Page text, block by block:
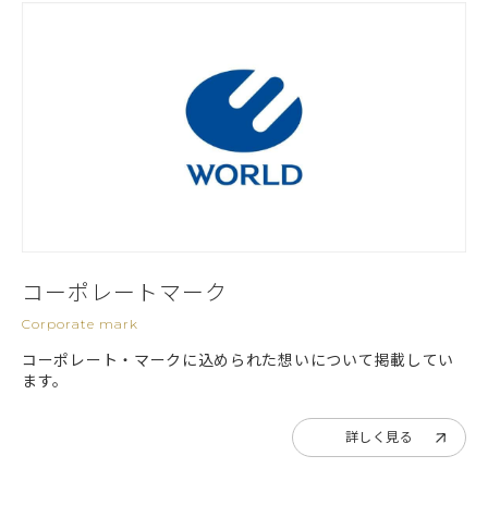
コーポレートマーク
Corporate mark
コーポレート・マークに込められた想いについて掲載してい
ます。
詳しく見る